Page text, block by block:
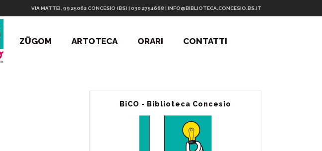
VIA MATTEI, 99 25062 CONCESIO (BS) | 030 2751668 | INFO@BIBLIOTECA.CONCESIO.BS.IT
ZÜGOM ARTOTECA ORARI CONTATTI
BiCO - Biblioteca Concesio